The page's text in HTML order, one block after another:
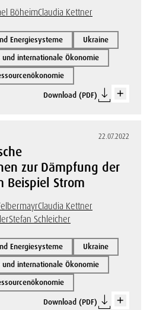
BöheimClaudia Kettner
Energiesysteme
Ukraine
internationale Ökonomie
Download (PDF)
22.07.2022
zur Dämpfung der
Beispiel Strom
Claudia Kettner
Stefan Schleicher
Energiesysteme
Ukraine
internationale Ökonomie
Download (PDF)